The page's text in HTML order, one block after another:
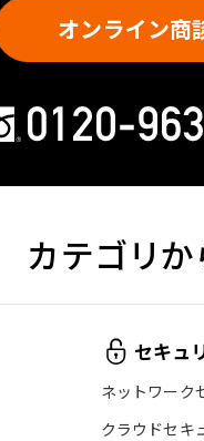
オンライン商
カテゴリ
セキュ
ネットワーク
クラウドセキ